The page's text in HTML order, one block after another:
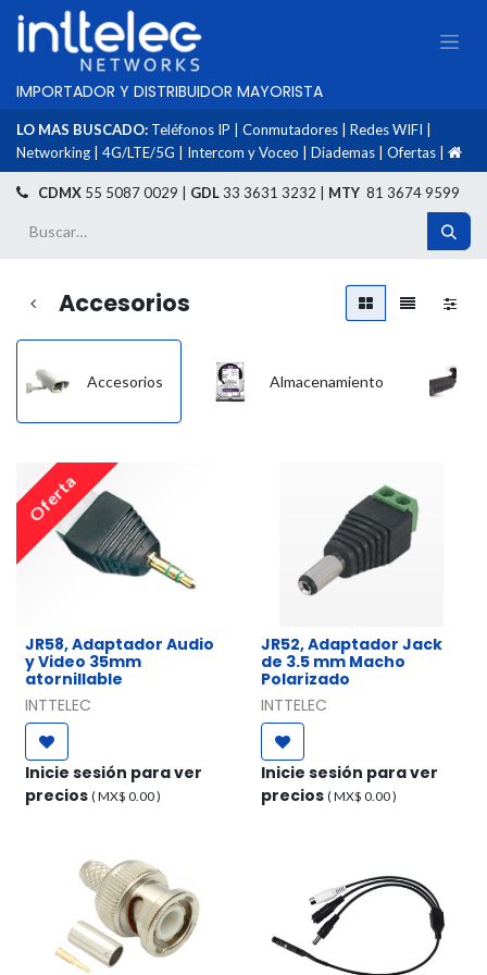
IMPORTADOR Y DISTRIBUIDOR MAYORISTA
LO MAS BUSCADO: Teléfonos IP Conmutadores Redes WIFI
Networking
4G/LTE/5G Intercom y Voceo Diademas Ofertas
CDMX 55 5087 0029 | GDL33 3631 3232 | MTY 81 3674 9599
Accesorios
Accesorios Almacenamiento
Oferta
JR58, Adaptador Audio
y Video 35mm
atornillable
INTTELEC
Inicie sesión para ver
precios ( MX$ 0.00)
JR52, Adaptador Jack
de 3.5 mm Macho
Polarizado
INTTELEC
Inicie sesión para ver
precios ( MX$ 0.00)